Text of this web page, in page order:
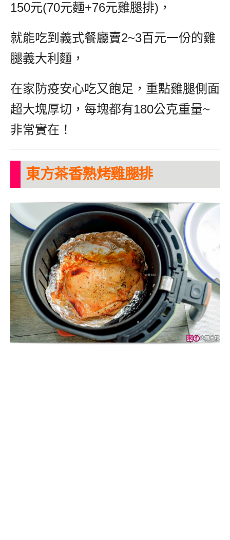
150元(70元麵+76元雞腿排)，
就能吃到義式餐廳賣2~3百元一份的雞
腿義大利麵，
在家防疫安心吃又飽足，重點雞腿側面
超大塊厚切，每塊都有180公克重量~
非常實在！
東方茶香熟烤雞腿排